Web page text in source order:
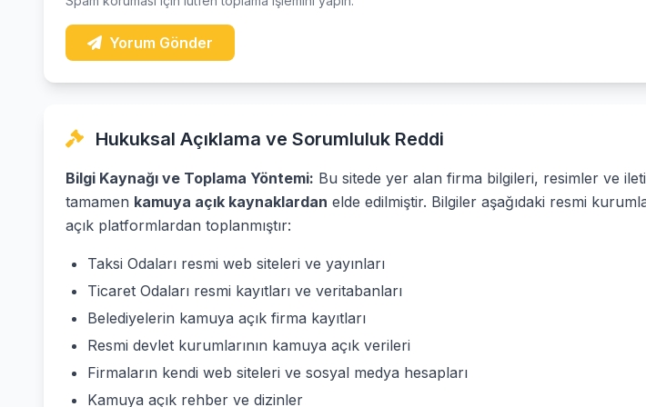
Yorum Gönder
Hukuksal Açıklama ve Sorumluluk Reddi
Bilgi Kaynağı ve Toplama Yöntemi: Bu sitede yer alan firma bilgileri, resimler ve
tamamen kamuya açık kaynaklardan elde edilmiştir. Bilgiler aşağıdaki resmi
açık platformlardan toplanmıştır:
Taksi Odaları resmi web siteleri ve yayınları
Ticaret Odaları resmi kayıtları ve veritabanları
Belediyelerin kamuya açık firma kayıtları
Resmi devlet kurumlarının kamuya açık verileri
Firmaların kendi web siteleri ve sosyal medya hesapları
Kamuya açık rehber ve dizinler